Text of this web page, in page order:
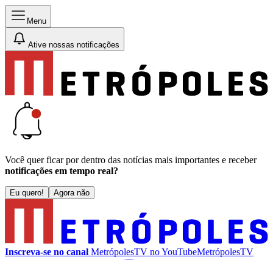
Menu
Ative nossas notificações
Você quer ficar por dentro das notícias mais importantes e receber
notificações em tempo real?
Eu quero! Agora não
Inscreva-se no canal MetrópolesTV noYouTubeMetrópolesTV